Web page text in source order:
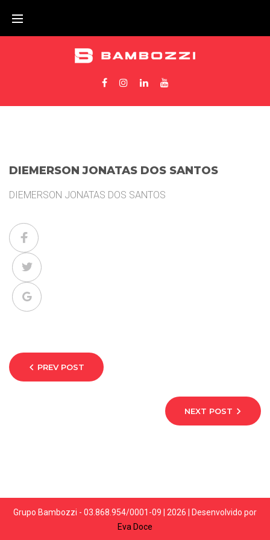
DIEMERSON JONATAS DOS SANTOS
DIEMERSON JONATAS DOS SANTOS
PREV POST
NEXT POST
Grupo Bambozzi - 03.868.954/0001-09 | 2026 | Desenvolvido por
Eva Doce